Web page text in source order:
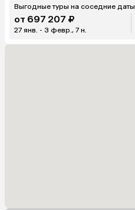
Выгодные туры на соседние даты
от 697 207 ₽
27 янв. - 3 февр., 7 н.